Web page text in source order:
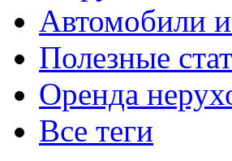
Автомобили и
Полезные
Оренда
Все теги